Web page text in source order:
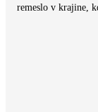
remeslo v krajine,